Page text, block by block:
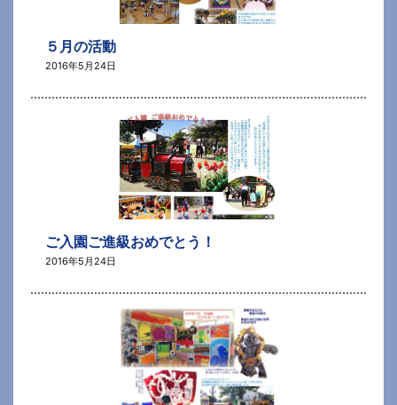
５月の活動
2016年5月24日
ご入園ご進級おめでとう！
2016年5月24日